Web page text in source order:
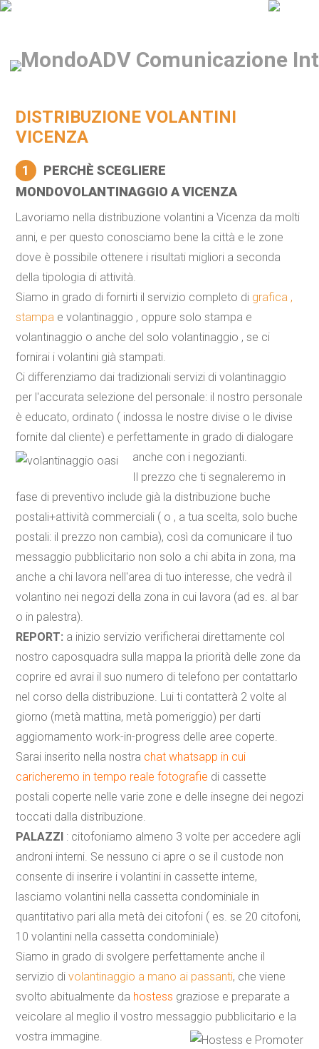
DISTRIBUZIONE VOLANTINI
VICENZA
1
PERCHÈ SCEGLIERE
MONDOVOLANTINAGGIO A VICENZA
Lavoriamo nella distribuzione volantini a Vicenza da molti
anni, e per questo conosciamo bene la città e le zone
dove è possibile ottenere i risultati migliori a seconda
della tipologia di attività.
Siamo in grado di fornirti il servizio completo di grafica ,
stampa e volantinaggio , oppure solo stampa e
volantinaggio o anche del solo volantinaggio , se ci
fornirai i volantini già stampati.
Ci differenziamo dai tradizionali servizi di volantinaggio
per l'accurata selezione del personale: il nostro personale
è educato, ordinato ( indossa le nostre divise o le divise
fornite dal cliente) e perfettamente in grado di dialogare
anche con i negozianti.
Il prezzo che ti segnaleremo in
fase di preventivo include già la distribuzione buche
postali+attività commerciali ( o , a tua scelta, solo buche
postali: il prezzo non cambia), così da comunicare il tuo
messaggio pubblicitario non solo a chi abita in zona, ma
anche a chi lavora nell'area di tuo interesse, che vedrà il
volantino nei negozi della zona in cui lavora (ad es. al bar
o in palestra).
REPORT: a inizio servizio verificherai direttamente col
nostro caposquadra sulla mappa la priorità delle zone da
coprire ed avrai il suo numero di telefono per contattarlo
nel corso della distribuzione. Lui ti contatterà 2 volte al
giorno (metà mattina, metà pomeriggio) per darti
aggiornamento work-in-progress delle aree coperte.
Sarai inserito nella nostra chat whatsapp in cui
caricheremo in tempo reale fotografie di cassette
postali coperte nelle varie zone e delle insegne dei negozi
toccati dalla distribuzione.
PALAZZI : citofoniamo almeno 3 volte per accedere agli
androni interni. Se nessuno ci apre o se il custode non
consente di inserire i volantini in cassette interne,
lasciamo volantini nella cassetta condominiale in
quantitativo pari alla metà dei citofoni ( es. se 20 citofoni,
10 volantini nella cassetta condominiale)
Siamo in grado di svolgere perfettamente anche il
servizio di volantinaggio a mano ai passanti, che viene
svolto abitualmente da hostess graziose e preparate a
veicolare al meglio il vostro messaggio pubblicitario e la
vostra immagine.